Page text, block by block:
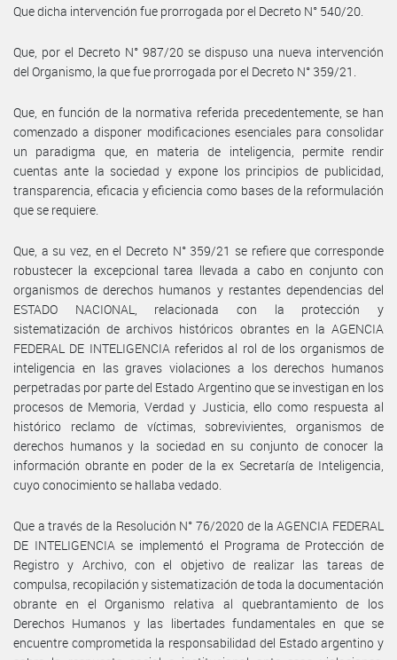
Que dicha intervención fue prorrogada por el Decreto N° 540/20.
Que, por el Decreto N° 987/20 se dispuso una nueva intervención
del Organismo, la que fue prorrogada por el Decreto N° 359/21.
Que, en función de la normativa referida precedentemente, se han
comenzado a disponer modificaciones esenciales para consolidar
un paradigma que, en materia de inteligencia, permite rendir
cuentas ante la sociedad y expone los principios de publicidad,
transparencia, eficacia y eficiencia como bases de la reformulación
que se requiere.
Que, a su vez, en el Decreto N° 359/21 se refiere que corresponde
robustecer la excepcional tarea llevada a cabo en conjunto con
organismos de derechos humanos y restantes dependencias del
ESTADO NACIONAL, relacionada con la protección y
sistematización de archivos históricos obrantes en la AGENCIA
FEDERAL DE INTELIGENCIA referidos al rol de los organismos de
inteligencia en las graves violaciones a los derechos humanos
perpetradas por parte del Estado Argentino que se investigan en los
procesos de Memoria, Verdad y Justicia, ello como respuesta al
histórico reclamo de víctimas, sobrevivientes, organismos de
derechos humanos y la sociedad en su conjunto de conocer la
información obrante en poder de la ex Secretaría de Inteligencia,
cuyo conocimiento se hallaba vedado.
Que a través de la Resolución N° 76/2020 de la AGENCIA FEDERAL
DE INTELIGENCIA se implementó el Programa de Protección de
Registro y Archivo, con el objetivo de realizar las tareas de
compulsa, recopilación y sistematización de toda la documentación
obrante en el Organismo relativa al quebrantamiento de los
Derechos Humanos y las libertades fundamentales en que se
encuentre comprometida la responsabilidad del Estado argentino y